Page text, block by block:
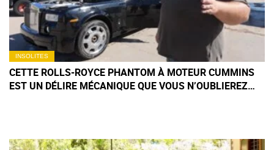
INSOLITES
CETTE ROLLS-ROYCE PHANTOM À MOTEUR CUMMINS
EST UN DÉLIRE MÉCANIQUE QUE VOUS N’OUBLIEREZ